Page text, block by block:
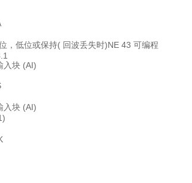
，低位或保持( 回波丢失时)NE 43 可编程
入块 (AI)
入块 (AI)